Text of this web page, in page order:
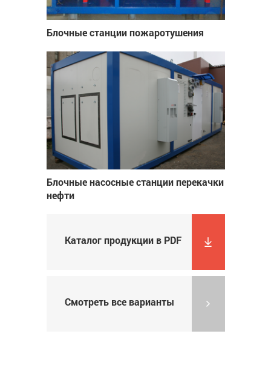
Блочные станции пожаротушения
Блочные насосные станции перекачки
нефти
Каталог продукции в PDF
Смотреть все варианты